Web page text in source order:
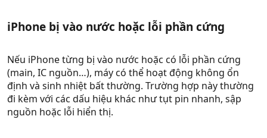
iPhone bị vào nước hoặc lỗi phần cứng​
Nếu iPhone từng bị vào nước hoặc có lỗi phần cứng
(main, IC nguồn…), máy có thể hoạt động không ổn
định và sinh nhiệt bất thường. Trường hợp này thường
đi kèm với các dấu hiệu khác như tụt pin nhanh, sập
nguồn hoặc lỗi hiển thị.